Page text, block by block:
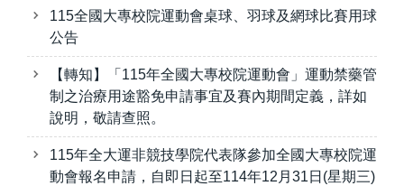
115全國大專校院運動會桌球、羽球及網球比賽用球
公告
【轉知】「115年全國大專校院運動會」運動禁藥管
制之治療用途豁免申請事宜及賽內期間定義，詳如
說明，敬請查照。
115年全大運非競技學院代表隊參加全國大專校院運
動會報名申請，自即日起至114年12月31日(星期三)